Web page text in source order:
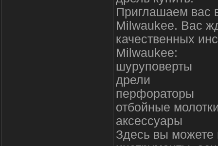
Приглашаем вас
Milwaukee. Вас
качественных
Milwaukee:
шуруповерты
дрели
перфораторы
отбойные
аксессуары
Здесь вы можете